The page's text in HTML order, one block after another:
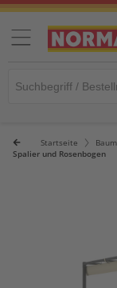
Startseite
Spalier und Rosenbogen